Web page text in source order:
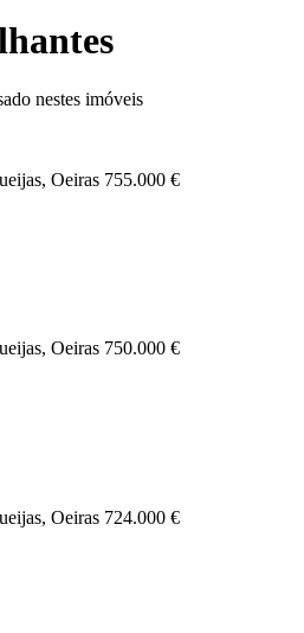
nestes imóveis
Oeiras 755.000 €
Oeiras 750.000 €
Oeiras 724.000 €